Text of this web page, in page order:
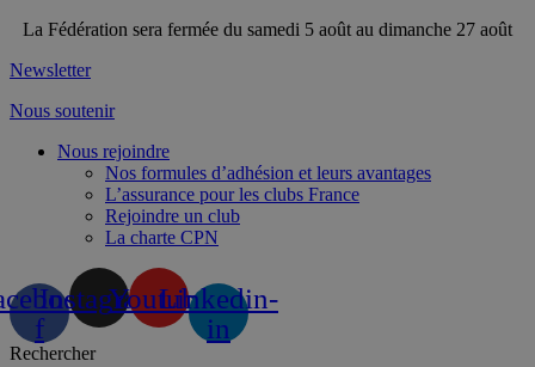
Aller
contenu
La Fédération sera fermée du samedi 5 août au dimanche 27 août
Newsletter
Nous soutenir
Nous rejoindre
Nos formules d’adhésion et leurs avantages
L’assurance pour les clubs France
Rejoindre un club
La charte CPN
f
InstagramYoutubeLinkedin-
in
Rechercher